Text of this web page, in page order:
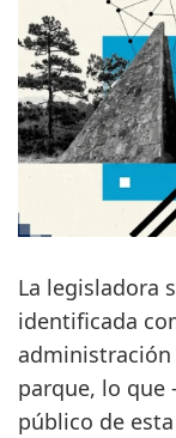
La legisladora
identificada
administración
parque, lo que
público de